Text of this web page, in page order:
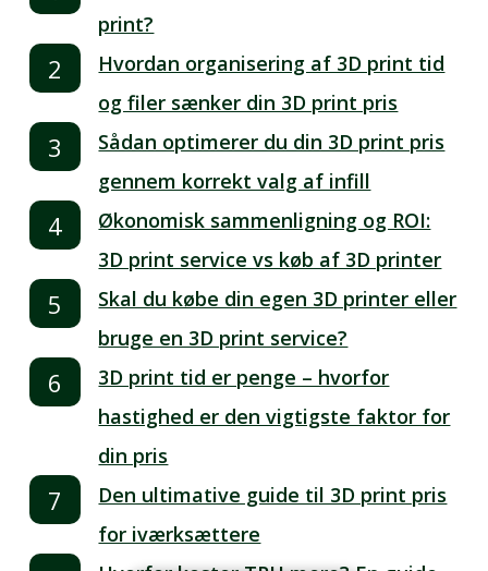
print?
Hvordan organisering af 3D print tid
og filer sænker din 3D print pris
Sådan optimerer du din 3D print pris
gennem korrekt valg af infill
Økonomisk sammenligning og ROI:
3D print service vs køb af 3D printer
Skal du købe din egen 3D printer eller
bruge en 3D print service?
3D print tid er penge – hvorfor
hastighed er den vigtigste faktor for
din pris
Den ultimative guide til 3D print pris
for iværksættere